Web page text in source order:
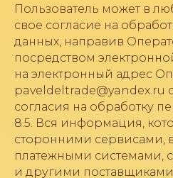
Пользователь может в
свое согласие на
данных, направив
посредством
на электронный адрес
paveldeltrade@yandex.ru
согласия на обработку
8.5. Вся информация,
сторонними сервисами,
платежными системами,
и другими поставщиками